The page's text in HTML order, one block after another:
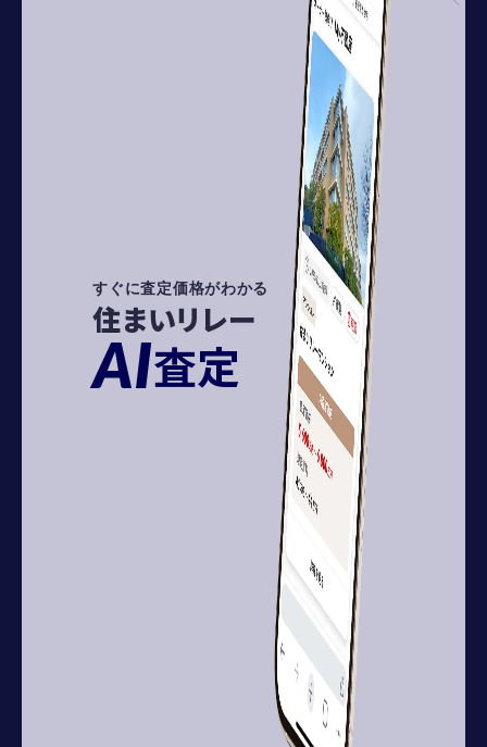
すぐに査定価格がわかる
住まいリレー
AI査定